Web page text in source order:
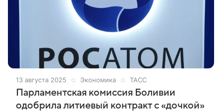
13 августа 2025 Экономика ТАСС
Парламентская комиссия Боливии
одобрила литиевый контракт с «дочкой»